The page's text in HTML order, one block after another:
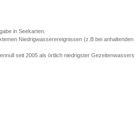
in Seekarten.
Niedrigwasserereignissen (z.B bei
seit 2005 als örtlich niedrigster